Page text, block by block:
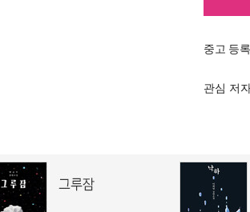
중고 등
관심 저